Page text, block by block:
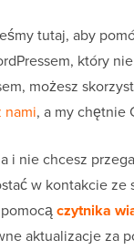
tutaj, aby
który
możesz
nami, a my chętnie
i nie chcesz
w kontakcie ze
czytnika
aktualizacje za